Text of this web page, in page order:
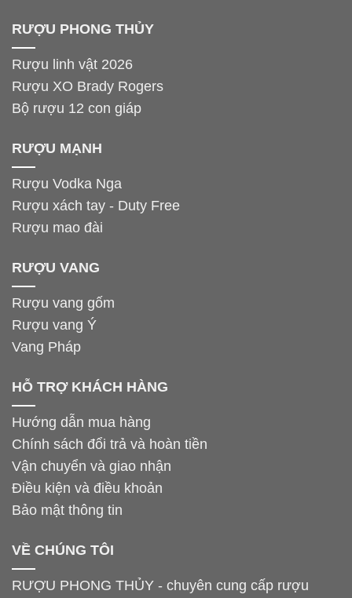
RƯỢU PHONG THỦY
Rượu linh vật 2026
Rượu XO Brady Rogers
Bộ rượu 12 con giáp
RƯỢU MẠNH
Rượu Vodka Nga
Rượu xách tay - Duty Free
Rượu mao đài
RƯỢU VANG
Rượu vang gốm
Rượu vang Ý
Vang Pháp
HỖ TRỢ KHÁCH HÀNG
Hướng dẫn mua hàng
Chính sách đổi trả và hoàn tiền
Vận chuyển và giao nhận
Điều kiện và điều khoản
Bảo mật thông tin
VỀ CHÚNG TÔI
RƯỢU PHONG THỦY - chuyên cung cấp rượu